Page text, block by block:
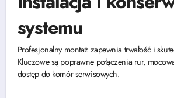
systemu
Profesjonalny montaż zapewnia trwałość i
Kluczowe są poprawne połączenia rur,
dostęp do komór serwisowych.